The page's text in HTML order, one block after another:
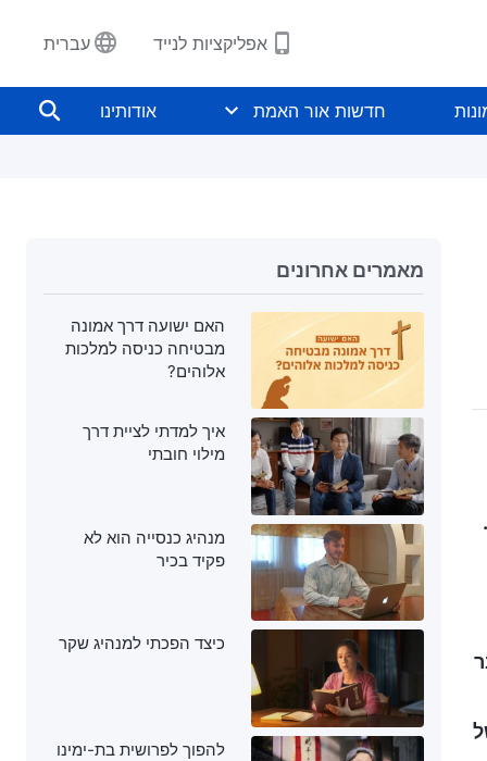
אפליקציות לנייד עברית
חדשות אור האמת אודותינו
מאמרים אחרונים
האם ישועה דרך אמונה
מבטיחה כניסה למלכות
אלוהים?
איך למדתי לציית דרך
מילוי חובתי
מנהיג כנסייה הוא לא
פקיד בכיר
כיצד הפכתי למנהיג שקר
להפוך לפרושית בת-ימינו